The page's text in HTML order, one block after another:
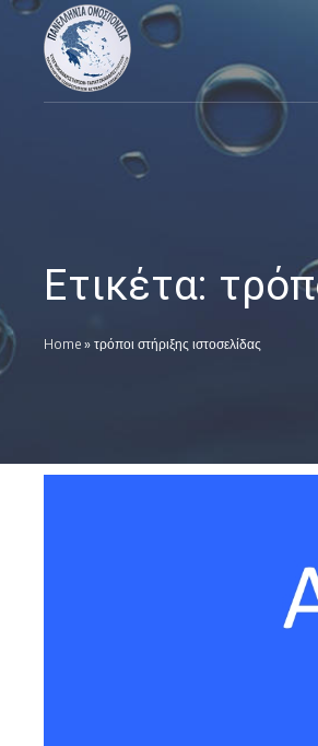
Πανελλήνια
Ομοσπονδία
Καθαριστηρίων
Ο επίσημος
ιστοχώρος της
Πανελλήνια
Ομοσπονδία
Ετικέτα:
Home » τρόποι στήριξης ιστοσελίδας